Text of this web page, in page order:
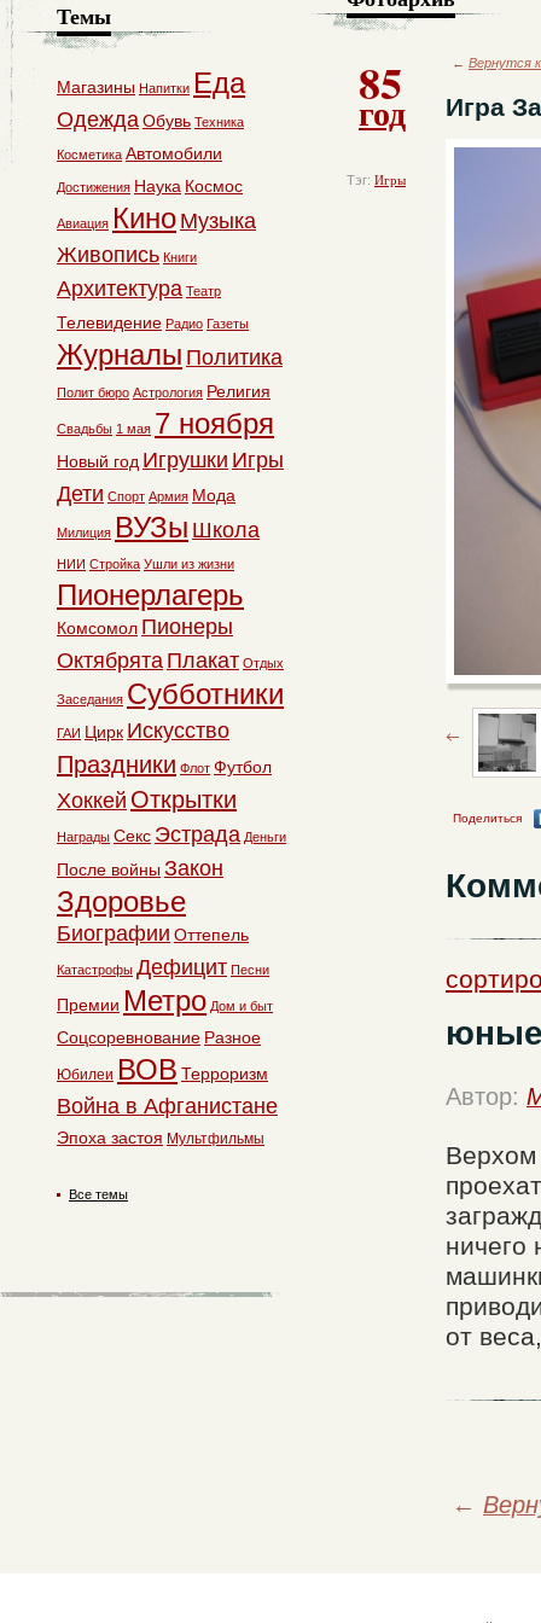
85
год
Тэг: Игры
← Вернутся
Игра
Поделиться
Автор:
Верхом
ничего
от
←
Темы
Магазины Напитки Еда
ОдеждаОбувь Техника
Косметика Автомобили
Достижения Наука Космос
Авиация Кино Музыка
Живопись Книги
Архитектура Театр
Телевидение Радио Газеты
Журналы Политика
Полит бюро Астрология Религия
Свадьбы 1 мая 7 ноября
Новый год Игрушки Игры
Дети Спорт Армия Мода
Милиция ВУЗы Школа
НИИ Стройка Ушли из жизни
Пионерлагерь
Комсомол Пионеры
Октябрята Плакат Отдых
Заседания Субботники
ГАИ Цирк Искусство
Праздники Флот Футбол
Хоккей Открытки
Награды Секс Эстрада Деньги
После войны Закон
Здоровье
Биографии Оттепель
Катастрофы Дефицит Песни
Премии Метро Дом и быт
Соцсоревнование Разное
Юбилеи ВОВ Терроризм
Война в Афганистане
Эпоха застоя Мультфильмы
Все темы